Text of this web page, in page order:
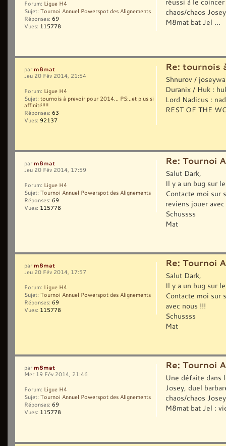
chaos/chaos
M8mat bat Jel ...
Forum: Ligue H4
Sujet: Tournoi Annuel Powerspot des Alignements
Réponses: 69
Vues: 115778
Re: tournois
Shnurov /
Duranix / Huk :
Lord Nadicus :
REST OF THE
par m8mat
Jeu 20 Fév 2014, 21:54
Forum: Ligue H4
Sujet: tournois à prevoir pour 2014... PS:..et plus si
affinité!!!!
Réponses: 63
Vues: 92137
Re: Tournoi
Salut Dark,
Il y a un bug sur
Contacte moi sur
reviens jouer
Schussss
Mat
par m8mat
Jeu 20 Fév 2014, 17:59
Forum: Ligue H4
Sujet: Tournoi Annuel Powerspot des Alignements
Réponses: 69
Vues: 115778
Re: Tournoi
Salut Dark,
Il y a un bug sur
Contacte moi sur
avec nous !!!
Schussss
Mat
par m8mat
Jeu 20 Fév 2014, 17:57
Forum: Ligue H4
Sujet: Tournoi Annuel Powerspot des Alignements
Réponses: 69
Vues: 115778
Re: Tournoi
Une défaite dans
Josey, duel
chaos/chaos
M8mat bat Jel :
par m8mat
Mer 19 Fév 2014, 21:46
Forum: Ligue H4
Sujet: Tournoi Annuel Powerspot des Alignements
Réponses: 69
Vues: 115778